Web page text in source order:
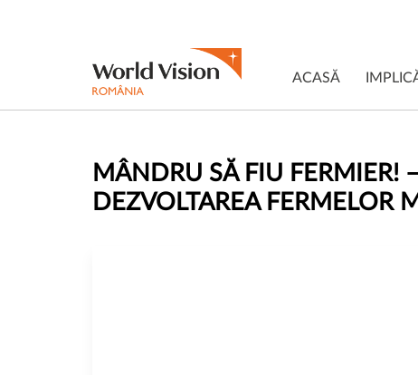
ACASĂ
MÂNDRU SĂ FIU FERMIER!
DEZVOLTAREA FERMELOR